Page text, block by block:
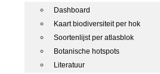
Dashboard
Kaart biodiversiteit per hok
Soortenlijst per atlasblok
Botanische hotspots
Literatuur